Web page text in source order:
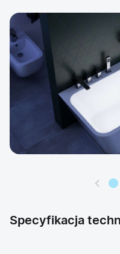
Specyfikacja